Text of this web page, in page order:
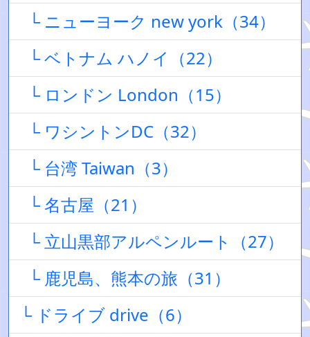
└ ニューヨーク new york（34）
└ ベトナム ハノイ（22）
└ ロンドン London（15）
└ ワシントンDC（32）
└ 台湾 Taiwan（3）
└ 名古屋（21）
└ 立山黒部アルペンルート（27）
└ 鹿児島、熊本の旅（31）
└ ドライブ drive（6）